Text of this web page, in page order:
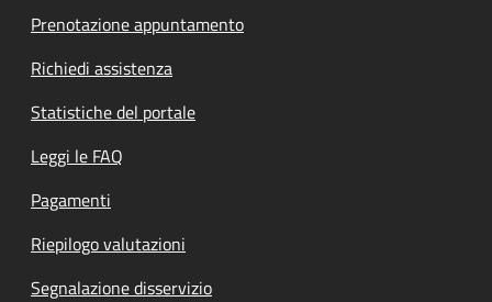
Prenotazione appuntamento
Richiedi assistenza
Statistiche del portale
Leggi le FAQ
Pagamenti
Riepilogo valutazioni
Segnalazione disservizio